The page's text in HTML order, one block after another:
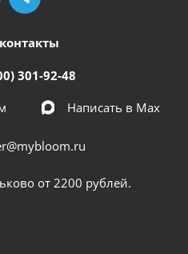
301-92-48
Написать в Мах
от 2200 рублей.